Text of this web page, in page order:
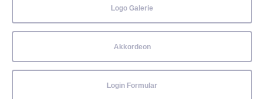
Logo Galerie
Akkordeon
Login Formular